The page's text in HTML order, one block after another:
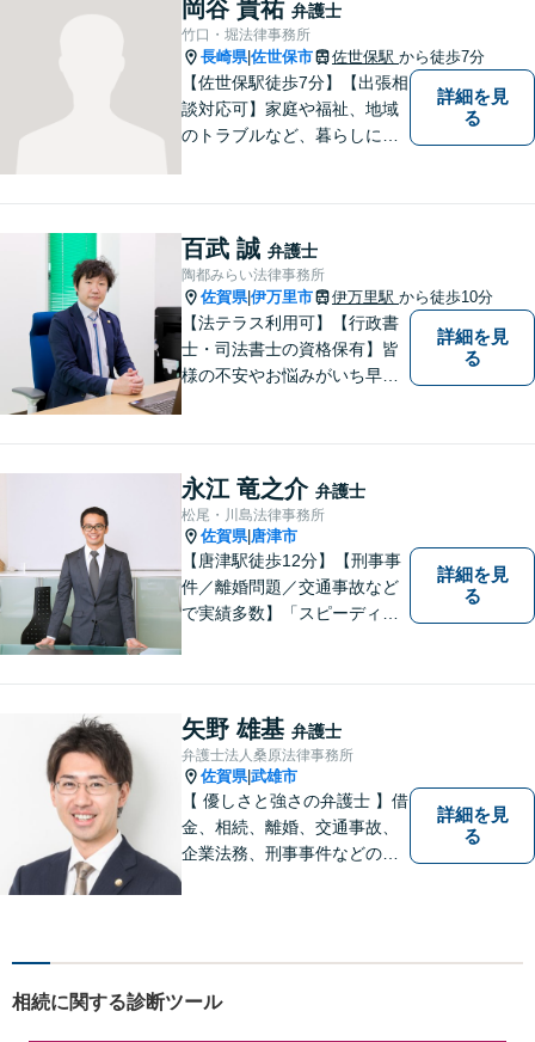
岡谷 貴祐 弁護士
竹口・堀法律事務所
長崎県|佐世保市 佐世保駅 から徒歩7分
【佐世保駅徒歩7分】【出張相
談対応可】家庭や福祉、地域
のトラブルなど、暮らしに根
寧にお話を伺うことを大切に
しています。
詳細を見
る
百武 誠 弁護士
陶都みらい法律事務所
佐賀県|伊万里市 伊万里駅 から徒歩10分
【法テラス利用可】【行政書
士・司法書士の資格保有】皆
様の不安やお悩みがいち早く
たします。また、依頼者様が
お悩みを話しやすい環境作り
を心がけております。
詳細を見
る
永江 竜之介 弁護士
松尾・川島法律事務所
佐賀県| 唐津市
【唐津駅徒歩12分】【刑事事
件／離婚問題／交通事故など
で実績多数】「スピーディで
合わせながらどのような解決
が望ましいのかを共に考えま
す。ぜひお気軽にご相談くだ
さい！【プライバシー完備】
詳細を見
る
矢野 雄基 弁護士
弁護士法人桑原法律事務所
佐賀県|武雄市
【 優しさと強さの弁護士 】借
金、相続、離婚、交通事故、
企業法務、刑事事件などのご
なリーガルサービスを提供い
詳細を見
る
相続に関する診断ツール